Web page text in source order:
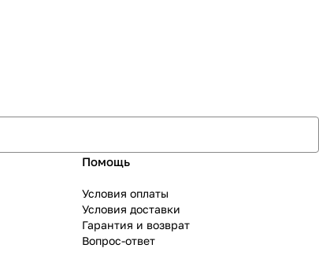
Помощь
Условия оплаты
Условия доставки
Гарантия и возврат
Вопрос-ответ